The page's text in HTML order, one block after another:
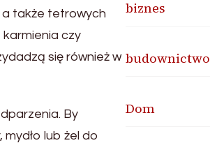
a także tetrowych
czy
się również w
By
lub żel do
biznes
budownictwo
Dom